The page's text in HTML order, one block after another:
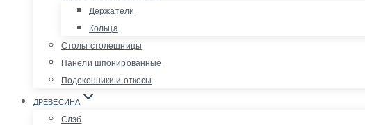
Держатели
Кольца
Столы столешницы
Панели шпонированные
Подоконники и откосы
ДРЕВЕСИНА
Слэб